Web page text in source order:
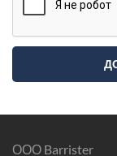
ООО Barrister